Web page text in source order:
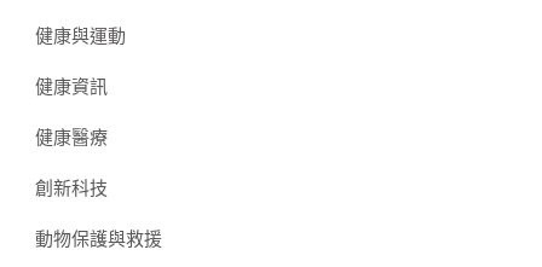
健康與運動
健康資訊
健康醫療
創新科技
動物保護與救援